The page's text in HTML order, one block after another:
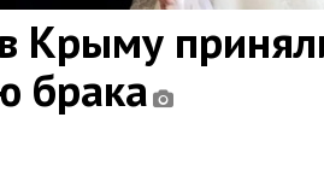
Крыму
брака